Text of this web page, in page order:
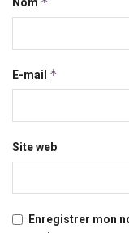
E-mail *
Site web
Enregistrer mon